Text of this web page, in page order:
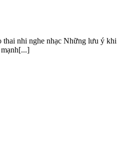
thai nhi nghe nhạc Những lưu ý khi